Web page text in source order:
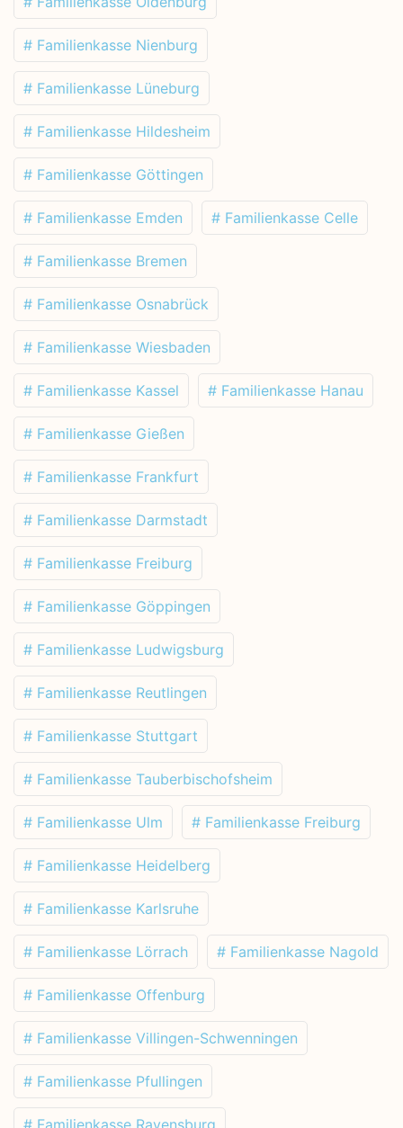
# Familienkasse Nienburg
# Familienkasse Lüneburg
# Familienkasse Hildesheim
# Familienkasse Göttingen
# Familienkasse Emden # Familienkasse Celle
# Familienkasse Bremen
# Familienkasse Osnabrück
# Familienkasse Wiesbaden
# Familienkasse Kassel # Familienkasse Hanau
# Familienkasse Gießen
# Familienkasse Frankfurt
# Familienkasse Darmstadt
# Familienkasse Freiburg
# Familienkasse Göppingen
# Familienkasse Ludwigsburg
# Familienkasse Reutlingen
# Familienkasse Stuttgart
# Familienkasse Tauberbischofsheim
# Familienkasse Ulm # Familienkasse Freiburg
# Familienkasse Heidelberg
# Familienkasse Karlsruhe
# Familienkasse Lörrach # Familienkasse Nagold
# Familienkasse Offenburg
# Familienkasse Villingen-Schwenningen
# Familienkasse Pfullingen
# Familienkasse Ravensburg